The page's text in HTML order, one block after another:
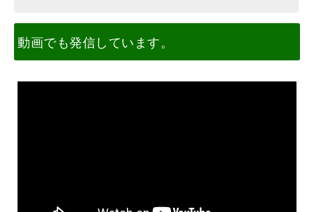
動画でも発信しています。